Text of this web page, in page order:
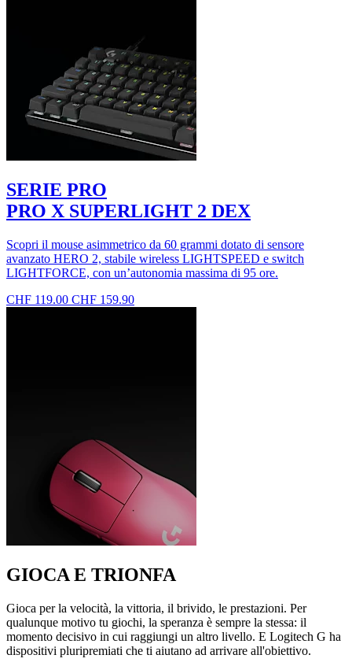
SERIE PRO
PRO X SUPERLIGHT 2 DEX
Scopri il mouse asimmetrico da 60 grammi dotato di sensore
avanzato HERO 2, stabile wireless LIGHTSPEED e switch
LIGHTFORCE, con un’autonomia massima di 95 ore.
CHF 119.00 CHF 159.90
GIOCA E TRIONFA
Gioca per la velocità, la vittoria, il brivido, le prestazioni. Per
qualunque motivo tu giochi, la speranza è sempre la stessa: il
momento decisivo in cui raggiungi un altro livello. E Logitech G ha
dispositivi pluripremiati che ti aiutano ad arrivare all'obiettivo.